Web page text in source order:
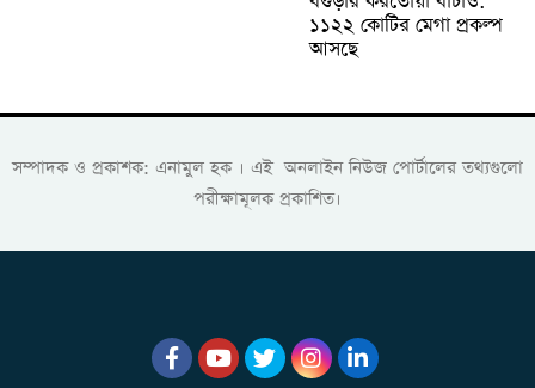
১১২২ কোটির মেগা প্রকল্প
আসছে
সম্পাদক ও প্রকাশক: এনামুল হক । এই অনলাইন নিউজ পোর্টালের তথ্যগুলো
পরীক্ষামূলক প্রকাশিত।